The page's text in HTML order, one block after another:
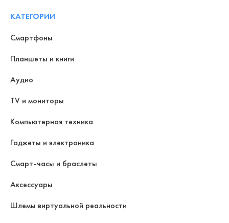
КАТЕГОРИИ
Смартфоны
Планшеты и книги
Аудио
TV и мониторы
Компьютерная техника
Гаджеты и электроника
Смарт-часы и браслеты
Аксессуары
Шлемы виртуальной реальности